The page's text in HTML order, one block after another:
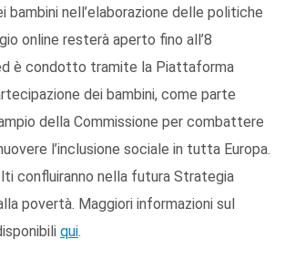
bambini nell’elaborazione delle politiche
online resterà aperto fino all’8
è condotto tramite la Piattaforma
dei bambini, come parte
della Commissione per combattere
l’inclusione sociale in tutta Europa.
confluiranno nella futura Strategia
povertà. Maggiori informazioni sul
qui.